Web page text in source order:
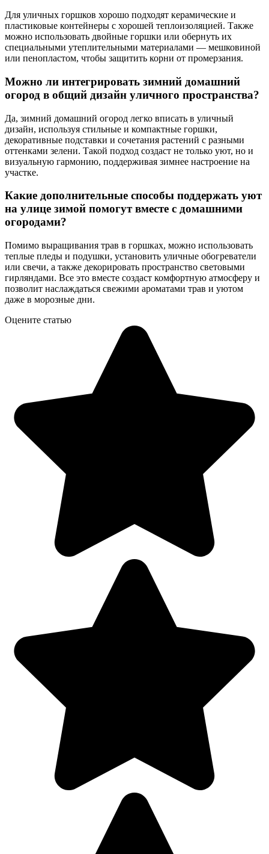
Для уличных горшков хорошо подходят керамические и
пластиковые контейнеры с хорошей теплоизоляцией. Также
можно использовать двойные горшки или обернуть их
специальными утеплительными материалами — мешковиной
или пенопластом, чтобы защитить корни от промерзания.
Можно ли интегрировать зимний домашний
огород в общий дизайн уличного пространства?
Да, зимний домашний огород легко вписать в уличный
дизайн, используя стильные и компактные горшки,
декоративные подставки и сочетания растений с разными
оттенками зелени. Такой подход создаст не только уют, но и
визуальную гармонию, поддерживая зимнее настроение на
участке.
Какие дополнительные способы поддержать уют
на улице зимой помогут вместе с домашними
огородами?
Помимо выращивания трав в горшках, можно использовать
теплые пледы и подушки, установить уличные обогреватели
или свечи, а также декорировать пространство световыми
гирляндами. Все это вместе создаст комфортную атмосферу и
позволит наслаждаться свежими ароматами трав и уютом
даже в морозные дни.
Оцените статью